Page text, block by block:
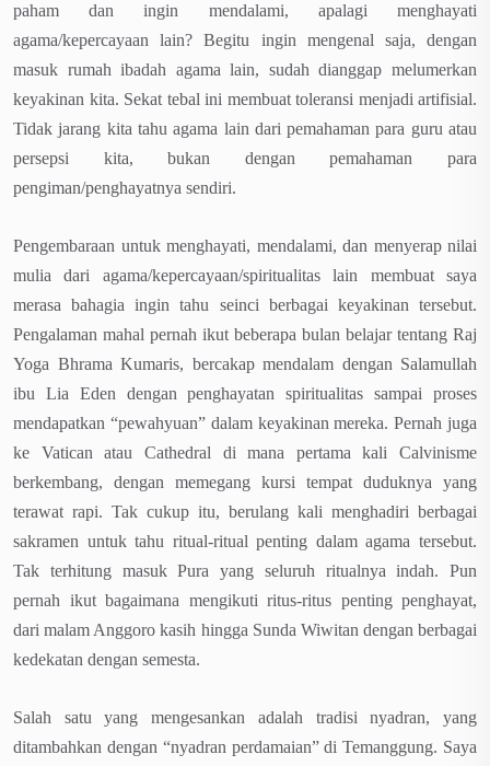
paham dan ingin mendalami, apalagi menghayati
agama/kepercayaan lain? Begitu ingin mengenal saja, dengan
masuk rumah ibadah agama lain, sudah dianggap melumerkan
keyakinan kita. Sekat tebal ini membuat toleransi menjadi artifisial.
Tidak jarang kita tahu agama lain dari pemahaman para guru atau
persepsi kita, bukan dengan pemahaman para
pengiman/penghayatnya sendiri.
Pengembaraan untuk menghayati, mendalami, dan menyerap nilai
mulia dari agama/kepercayaan/spiritualitas lain membuat saya
merasa bahagia ingin tahu seinci berbagai keyakinan tersebut.
Pengalaman mahal pernah ikut beberapa bulan belajar tentang Raj
Yoga Bhrama Kumaris, bercakap mendalam dengan Salamullah
ibu Lia Eden dengan penghayatan spiritualitas sampai proses
mendapatkan “pewahyuan” dalam keyakinan mereka. Pernah juga
ke Vatican atau Cathedral di mana pertama kali Calvinisme
berkembang, dengan memegang kursi tempat duduknya yang
terawat rapi. Tak cukup itu, berulang kali menghadiri berbagai
sakramen untuk tahu ritual-ritual penting dalam agama tersebut.
Tak terhitung masuk Pura yang seluruh ritualnya indah. Pun
pernah ikut bagaimana mengikuti ritus-ritus penting penghayat,
dari malam Anggoro kasih hingga Sunda Wiwitan dengan berbagai
kedekatan dengan semesta.
Salah satu yang mengesankan adalah tradisi nyadran, yang
ditambahkan dengan “nyadran perdamaian” di Temanggung. Saya